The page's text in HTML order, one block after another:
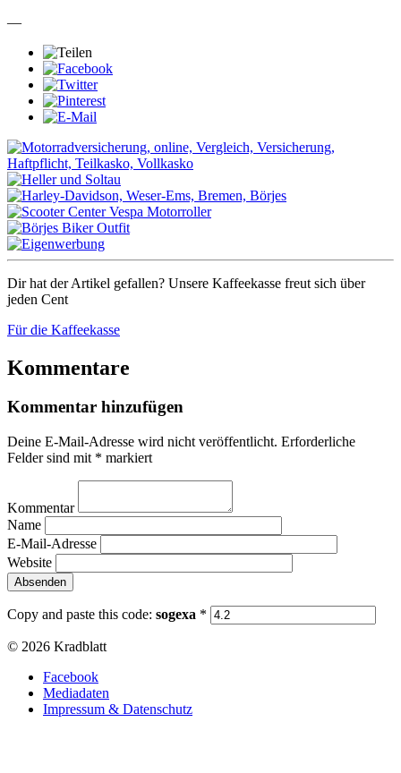
—
Dir hat der Artikel gefallen? Unsere Kaffeekasse freut sich über
jeden Cent
Für die Kaffeekasse
Kommentare
Kommentar hinzufügen
Deine E-Mail-Adresse wird nicht veröffentlicht. Erforderliche
Felder sind mit * markiert
Kommentar
Name
E-Mail-Adresse
Website
Copy and paste this code: sogexa *
© 2026 Kradblatt
Facebook
Mediadaten
Impressum & Datenschutz